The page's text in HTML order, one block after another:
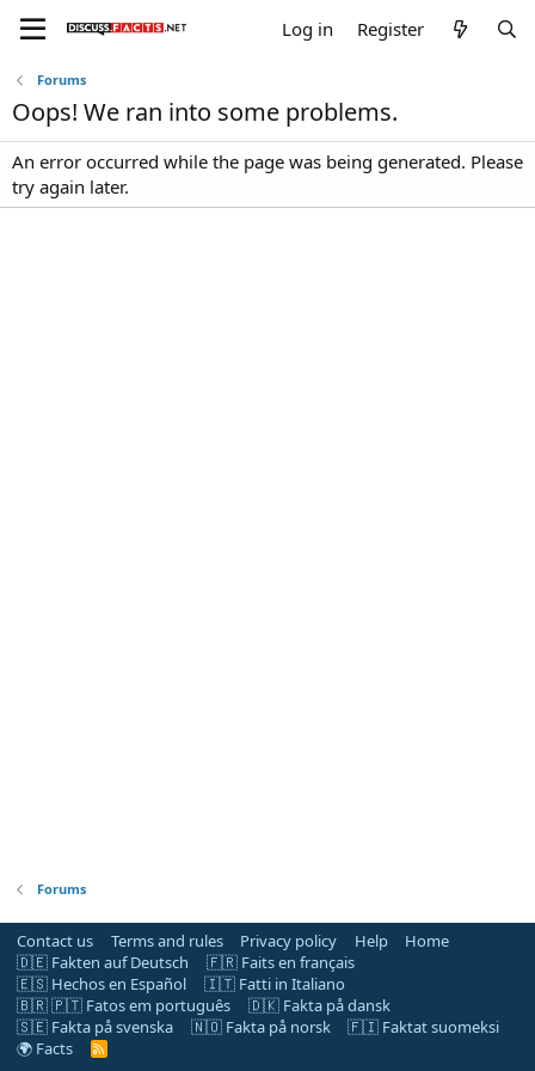
Log in Register
Forums
Oops! We ran into some problems.
An error occurred while the page was being generated. Please
try again later.
Forums
Contact us Terms and rules Privacy policy Help
Home
🇩🇪 Fakten auf Deutsch
🇫🇷 Faits en français
🇪🇸 Hechos en Español
🇮🇹 Fatti in Italiano
🇧🇷 🇵🇹 Fatos em português
🇩🇰 Fakta på dansk
🇸🇪 Fakta på svenska
🇳🇴 Fakta på norsk
🇫🇮 Faktat suomeksi
🌍 Facts
R